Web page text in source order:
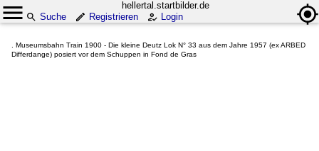
hellertal.startbilder.de
Suche
Registrieren Login
. Museumsbahn Train 1900 - Die kleine Deutz Lok N° 33 aus dem Jahre 1957 (ex ARBED
Differdange) posiert vor dem Schuppen in Fond de Gras